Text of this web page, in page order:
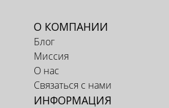
О КОМПАНИИ
Блог
Миссия
О нас
Связаться с нами
ИНФОРМАЦИЯ